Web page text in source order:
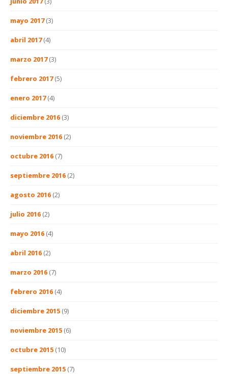
mayo 2017(3)
abril 2017(4)
marzo 2017(3)
febrero 2017(5)
enero 2017(4)
diciembre 2016 (3)
noviembre 2016 (2)
octubre 2016 (7)
septiembre 2016 (2)
agosto 2016 (2)
julio 2016 (2)
mayo 2016 (4)
abril 2016 (2)
marzo 2016 (7)
febrero 2016 (4)
diciembre 2015 (9)
noviembre 2015 (6)
octubre 2015 (10)
septiembre 2015 (7)